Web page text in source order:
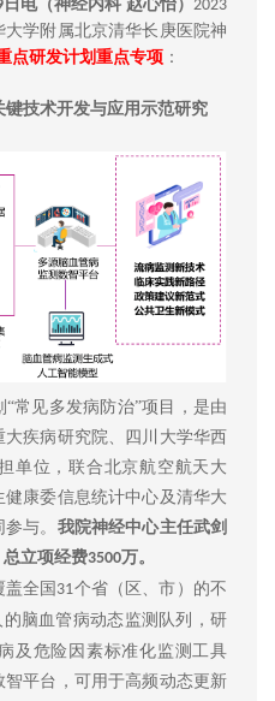
日电（神经内科 赵心怡） 2023
大学附属北京清华长庚医院神
点研发计划重点专项 ：
技术开发与应用示范研究
常见多发病防治”项目，是由
疾病研究院、四川大学华西
单位，联合北京航空航天大
康委信息统计中心及清华大
与。 我院神经中心主任武剑
立项经费3500万。
全国 31个省（区、市）的不
的脑血管病动态监测队列，研
及危险因素标准化监测工具
平台，可用于高频动态更新